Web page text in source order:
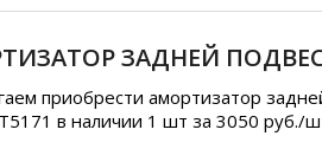
ЗАДНЕЙ
приобрести амортизатор
в наличии 1 шт за 3050 руб./